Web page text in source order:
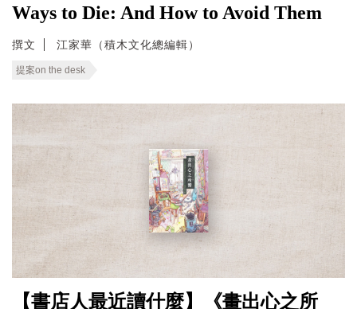
Ways to Die: And How to Avoid Them
撰文 江家華（積木文化總編輯）
提案on the desk
【書店人最近讀什麼】《畫出心之所